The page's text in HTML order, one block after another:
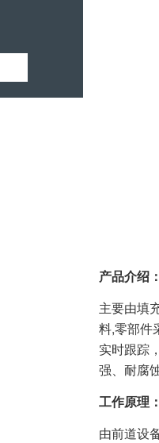
产品介绍
主要由填
料,零部件
实时跟踪
强、耐腐
工作原理
由前道设